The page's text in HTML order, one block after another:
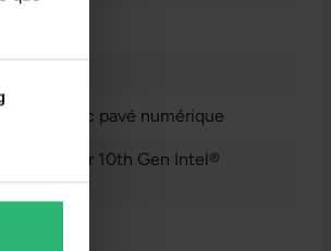
avec pavé numérique
Graphics for 10th Gen Intel®